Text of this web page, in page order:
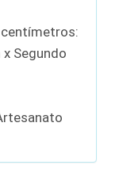
Segundo